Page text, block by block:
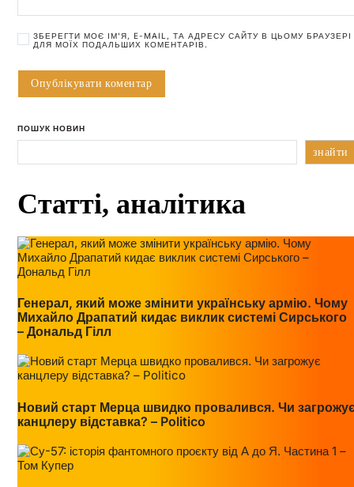
ЗБЕРЕГТИ МОЄ ІМ'Я, E-MAIL, ТА АДРЕСУ САЙТУ В ЦЬОМУ БРАУЗЕРІ
ДЛЯ МОЇХ ПОДАЛЬШИХ КОМЕНТАРІВ.
ПОШУК НОВИН
знайти
Статті, аналітика
Генерал, який може змінити українську армію. Чому
Михайло Драпатий кидає виклик системі Сирського
– Дональд Гілл
Новий старт Мерца швидко провалився. Чи
канцлеру відставка? – Politico